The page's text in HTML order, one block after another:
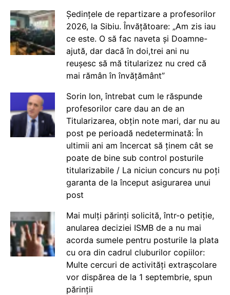
Ședințele de repartizare a profesorilor
2026, la Sibiu. Învățătoare: „Am zis iau
ce este. O să fac naveta și Doamne-
ajută, dar dacă în doi,trei ani nu
reușesc să mă titularizez nu cred că
mai rămân în învățământ”
Sorin Ion, întrebat cum le răspunde
profesorilor care dau an de an
Titularizarea, obțin note mari, dar nu au
post pe perioadă nedeterminată: În
ultimii ani am încercat să ținem cât se
poate de bine sub control posturile
titularizabile / La niciun concurs nu poți
garanta de la început asigurarea unui
post
Mai mulți părinți solicită, într-o petiție,
anularea deciziei ISMB de a nu mai
acorda sumele pentru posturile la plata
cu ora din cadrul cluburilor copiilor:
Multe cercuri de activități extrașcolare
vor dispărea de la 1 septembrie, spun
părinții